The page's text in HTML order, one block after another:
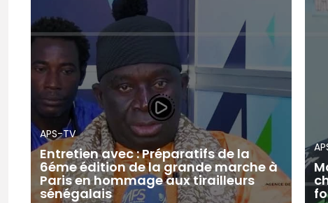
APS-TV
Entretien avec : Préparatifs de la
6éme édition de la grande marche à
Paris en hommage aux tirailleurs
sénégalais